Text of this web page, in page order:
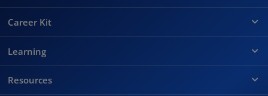
Career Kit
Learning
Resources